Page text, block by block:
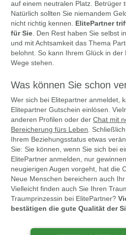
auf einem neutralen Platz. Betrüger
Natürlich sollten Sie niemandem
nicht richtig kennen. ElitePartner
für Sie . Den Rest haben Sie selbst
und mit Achtsamkeit das Thema
belohnt. So kann Ihrem Glück in der
Wege stehen.
Was können Sie schon
Wer sich bei Elitepartner anmeldet,
Elitepartner Gutschein einlösen.
anderen Profilen oder derChat mit
Bereicherung fürs Leben .
Ihrem Beziehungsstatus etwas
Sie: Sie können, wenn Sie sich bei
ElitePartner anmelden, nur
neugierigen Augen vorgeht, hat die
Neue Menschen bereichern auch
Vielleicht finden auch Sie Ihren
Traumprinzessin bei ElitePartner?
bestätigen die gute Qualität der